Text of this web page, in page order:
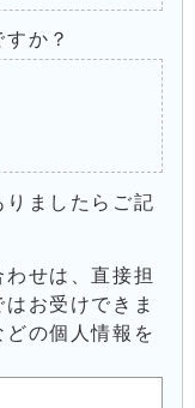
か？
りましたらご記
わせは、直接担
お受けできま
の個人情報を